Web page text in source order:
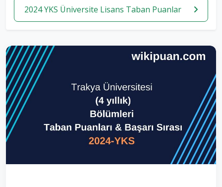
2024 YKS Üniversite Lisans Taban Puanlar